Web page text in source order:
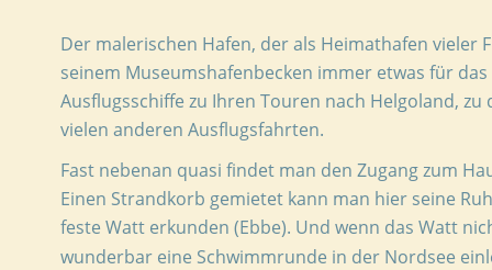
Der malerischen Hafen, der als Heimathafen
seinem Museumshafenbecken immer etwas für
Ausflugsschiffe zu Ihren Touren nach Helgoland, zu
vielen anderen Ausflugsfahrten.
Fast nebenan quasi findet man den Zugang zum
Einen Strandkorb gemietet kann man hier seine
feste Watt erkunden (Ebbe). Und wenn das Watt
wunderbar eine Schwimmrunde in der Nordsee